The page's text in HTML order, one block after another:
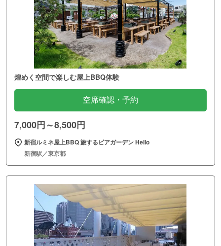
煌めく空間で楽しむ屋上BBQ体験
空席確認・予約
7,000円～8,500円
新宿ルミネ屋上BBQ 旅するビアガーデン Hello
新宿駅／東京都